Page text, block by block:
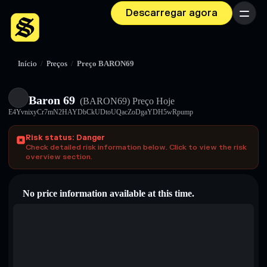
Descarregar agora Menu
Início / Preços / Preço BARON69
Baron 69 (BARON69) Preço Hoje
E4YvnixyCr7mN2HAYDbCkUDtoUQacZoDgaYDH5wRpump
Risk status: Danger
Check detailed risk information below. Click to view the risk
overview section.
No price information available at this time.